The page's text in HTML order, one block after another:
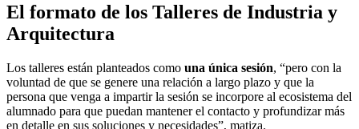
El formato de los Talleres de Industria y
Arquitectura
Los talleres están planteados como una única sesión, “pero con la
voluntad de que se genere una relación a largo plazo y que la
persona que venga a impartir la sesión se incorpore al ecosistema del
alumnado para que puedan mantener el contacto y profundizar más
en detalle en sus soluciones y necesidades”, matiza.